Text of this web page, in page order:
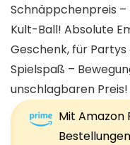
Schnäppchenpreis –
Kult-Ball! Absolute
Geschenk, für
Spielspaß –
unschlagbaren Preis!
Mit Amazon